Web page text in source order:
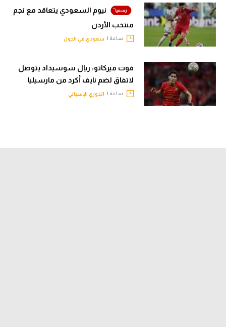
نيوم السعودي يتعاقد مع نجم
منتخب الأردن
ساعة | سعودي في الجول
فوت ميركاتو: ريال سوسيداد يتوصل
لاتفاق لضم نايف أكرد من مارسيليا
ساعة | الدوري الإسباني